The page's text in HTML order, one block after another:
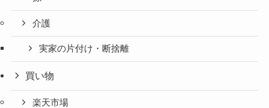
介護
実家の片付け・断捨離
買い物
楽天市場